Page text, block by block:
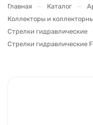
Главная — Каталог —
Коллекторы и
Стрелки гидравлические
Стрелки гидравлические